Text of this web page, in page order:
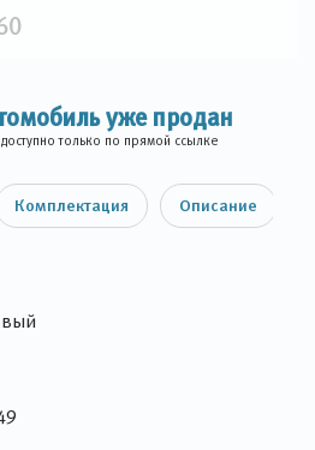
уже продан
только по прямой ссылке
Комплектация Описание